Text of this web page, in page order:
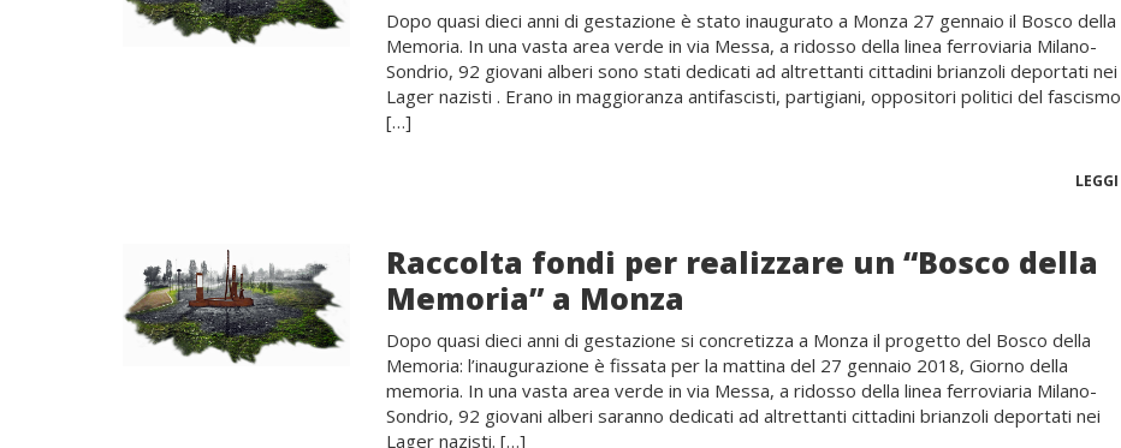
Dopo quasi dieci anni di gestazione è stato inaugurato a Monza 27 gennaio il Bosco della
Memoria. In una vasta area verde in via Messa, a ridosso della linea ferroviaria Milano-
Sondrio, 92 giovani alberi sono stati dedicati ad altrettanti cittadini brianzoli deportati nei
Lager nazisti . Erano in maggioranza antifascisti, partigiani, oppositori politici del fascismo
[…]
LEGGI
Raccolta fondi per realizzare un “Bosco della
Memoria” a Monza
Dopo quasi dieci anni di gestazione si concretizza a Monza il progetto del Bosco della
Memoria: l’inaugurazione è fissata per la mattina del 27 gennaio 2018, Giorno della
memoria. In una vasta area verde in via Messa, a ridosso della linea ferroviaria Milano-
Sondrio, 92 giovani alberi saranno dedicati ad altrettanti cittadini brianzoli deportati nei
Lager nazisti. […]